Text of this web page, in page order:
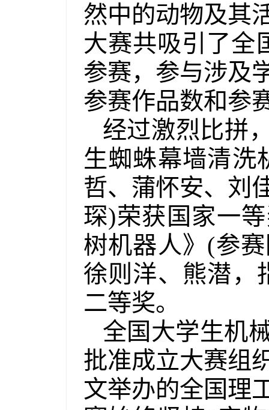
然中的动物及其
大赛共吸引了全
参赛，参与涉及
参赛作品数和参
经过激烈比拼
生蜘蛛幕墙清洗
哲、蒲怀安、刘
琛)荣获国家一
树机器人》 (参
徐则洋、熊潜，
二等奖。
全国大学生机
批准成立大赛组
文举办的全国理